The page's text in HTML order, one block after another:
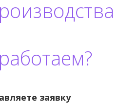
заявку